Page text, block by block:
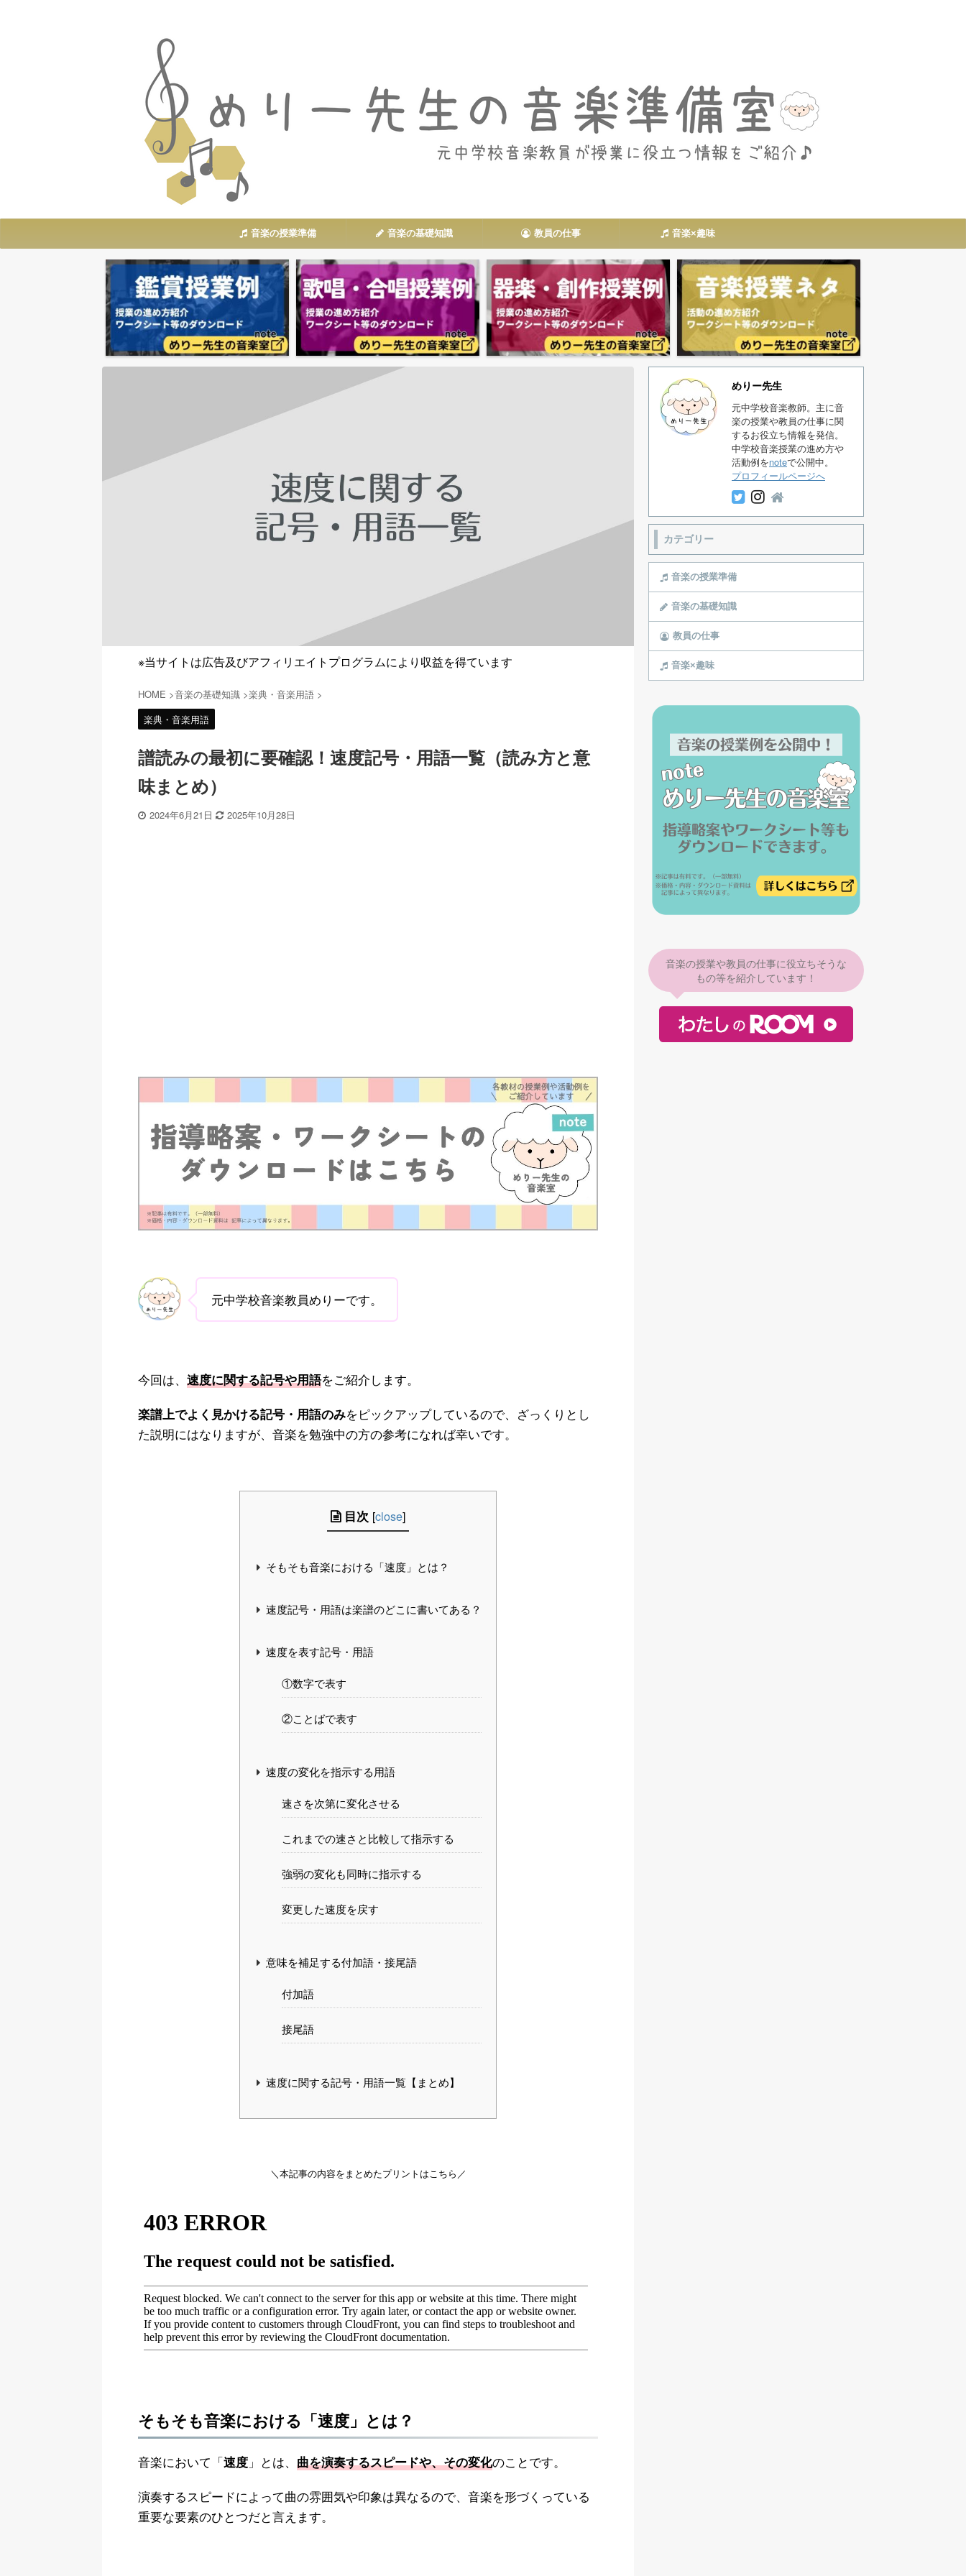
音楽の授業準備 音楽の基礎知識 教員の仕事 音楽×趣味
※当サイトは広告及びアフィリエイトプログラムにより収益を得ています
HOME >音楽の基礎知識 >楽典・音楽用語 >
楽典・音楽用語
譜読みの最初に要確認！速度記号・用語一覧（読み方と意
味まとめ）
2024年6月21日 2025年10月28日
元中学校音楽教員めりーです。
今回は、 速度に関する記号や用語をご紹介します。
楽譜上でよく見かける記号・用語のみをピックアップしているので、ざっくりとし
た説明にはなりますが、音楽を勉強中の方の参考になれば幸いです。
目次 [close]
そもそも音楽における「速度」とは？
速度記号・用語は楽譜のどこに書いてある？
速度を表す記号・用語
①数字で表す
②ことばで表す
速度の変化を指示する用語
速さを次第に変化させる
これまでの速さと比較して指示する
強弱の変化も同時に指示する
変更した速度を戻す
意味を補足する付加語・接尾語
付加語
接尾語
速度に関する記号・用語一覧【まとめ】
＼本記事の内容をまとめたプリントはこちら／
そもそも音楽における「速度」とは？
音楽において「速度 」とは、 曲を演奏するスピードや、その変化のことです。
演奏するスピードによって曲の雰囲気や印象は異なるので、音楽を形づくっている
重要な要素のひとつだと言えます。
めりー先生
元中学校音楽教師。主に音
楽の授業や教員の仕事に関
するお役立ち情報を発信。
中学校音楽授業の進め方や
活動例をnoteで公開中。
プロフィールページへ
カテゴリー
音楽の授業準備
音楽の基礎知識
教員の仕事
音楽×趣味
音楽の授業や教員の仕事に役立ちそうな
もの等を紹介しています！